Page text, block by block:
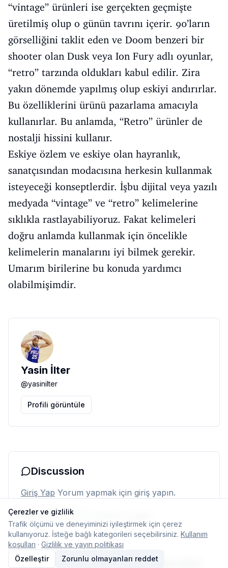
“vintage” ürünleri ise gerçekten geçmişte
üretilmiş olup o günün tavrını içerir. 90’ların
görselliğini taklit eden ve Doom benzeri bir
shooter olan Dusk veya Ion Fury adlı oyunlar,
“retro” tarzında oldukları kabul edilir. Zira
yakın dönemde yapılmış olup eskiyi andırırlar.
Bu özelliklerini ürünü pazarlama amacıyla
kullanırlar. Bu anlamda, “Retro” ürünler de
nostalji hissini kullanır.
Eskiye özlem ve eskiye olan hayranlık,
sanatçısından modacısına herkesin kullanmak
isteyeceği konseptlerdir. İşbu dijital veya yazılı
medyada “vintage” ve “retro” kelimelerine
sıklıkla rastlayabiliyoruz. Fakat kelimeleri
doğru anlamda kullanmak için öncelikle
kelimelerin manalarını iyi bilmek gerekir.
Umarım birilerine bu konuda yardımcı
olabilmişimdir.
Yasin İlter
@yasinilter
Profili görüntüle
Discussion
Giriş Yap Yorum yapmak için giriş yapın.
Henüz yorum yok. İlk yorumu siz yapın.
© 2026 TypelishAna SayfaEkipİletişimÇerez ayarları
Çerezler ve gizlilik
Trafik ölçümü ve deneyiminizi iyileştirmek için çerez
kullanıyoruz. İsteğe bağlı kategorileri seçebilirsiniz. Kullanım
koşulları · Gizlilik ve yayın politikası
Özelleştir
Zorunlu olmayanları reddet